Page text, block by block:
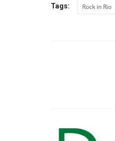
Tags: Rock in Rio